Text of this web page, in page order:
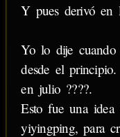
Y pues derivó en
Yo lo dije cuando
desde el
en julio ????.
Esto fue una
yiyingping, para